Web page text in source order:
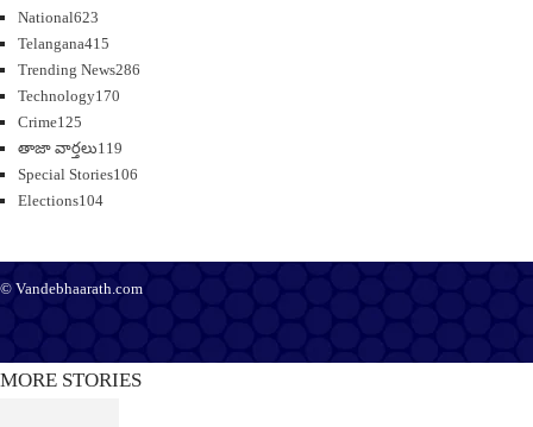
National623
Telangana415
Trending News286
Technology170
Crime125
తాజా వార్తలు119
Special Stories106
Elections104
© Vandebhaarath.com
MORE STORIES